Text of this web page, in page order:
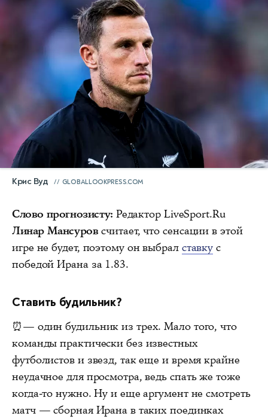
Крис Вуд GLOBALLOOKPRESS.COM
Слово прогнозисту: Редактор LiveSport.Ru
Линар Мансуров считает, что сенсации в этой
игре не будет, поэтому он выбрал ставку с
победой Ирана за 1.83.
Ставить будильник?
⏰— один будильник из трех. Мало того, что
команды практически без известных
футболистов и звезд, так еще и время крайне
неудачное для просмотра, ведь спать же тоже
когда-то нужно. Ну и еще аргумент не смотреть
матч — сборная Ирана в таких поединках